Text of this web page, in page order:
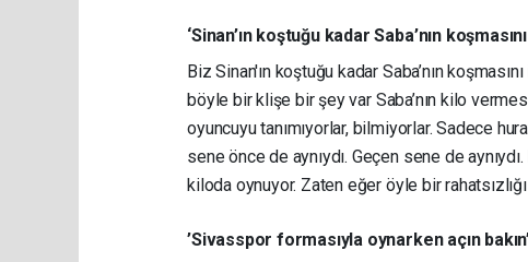
‘Sinan’ın koştuğu kadar Saba’nın
Biz Sinan'ın koştuğu kadar Saba’nın
böyle bir klişe bir şey var Saba’nın kilo
oyuncuyu tanımıyorlar, bilmiyorlar. Sadece
sene önce de aynıydı. Geçen sene de
kiloda oynuyor. Zaten eğer öyle bir
’Sivasspor formasıyla oynarken açın